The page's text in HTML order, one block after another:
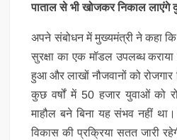
पाताल से भी खोजकर निकाल लाएंगे
अपने संबोधन में मुख्यमंत्री ने कहा
सुरक्षा का एक मॉडल उपलब्ध
हुआ और लाखों नौजवानों को
कुछ वर्षों में 50 हजार युवाओं को
माहौल बने बिना यह संभव नहीं
विकास की प्रक्रिया सतत जारी